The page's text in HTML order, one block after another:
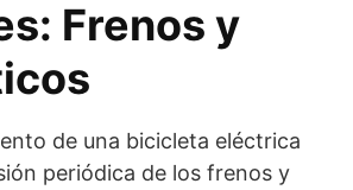
Frenos y
de una bicicleta eléctrica
periódica de los frenos y